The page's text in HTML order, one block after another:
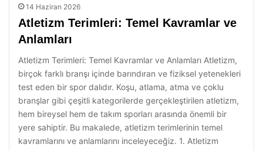
14 Haziran 2026
Atletizm Terimleri: Temel Kavramlar ve
Anlamları
Atletizm Terimleri: Temel Kavramlar ve Anlamları Atletizm,
birçok farklı branşı içinde barındıran ve fiziksel yetenekleri
test eden bir spor dalıdır. Koşu, atlama, atma ve çoklu
branşlar gibi çeşitli kategorilerde gerçekleştirilen atletizm,
hem bireysel hem de takım sporları arasında önemli bir
yere sahiptir. Bu makalede, atletizm terimlerinin temel
kavramlarını ve anlamlarını inceleyeceğiz. 1. Atletizm